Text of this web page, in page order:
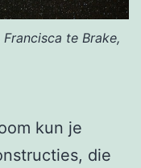
te Brake,
kun je
die